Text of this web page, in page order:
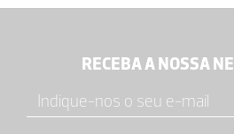
RECEBA A NOSSA